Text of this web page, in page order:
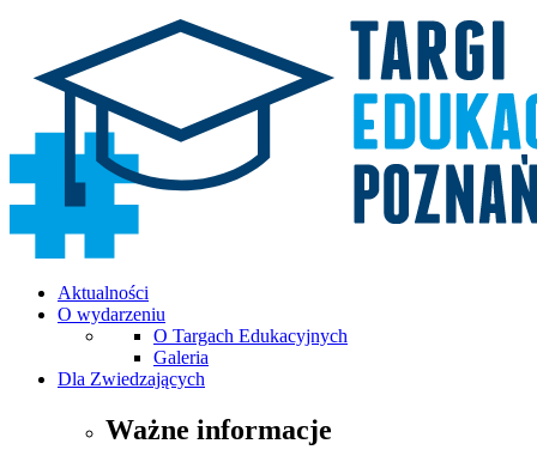
Aktualności
O wydarzeniu
O Targach Edukacyjnych
Galeria
Dla Zwiedzających
Ważne informacje